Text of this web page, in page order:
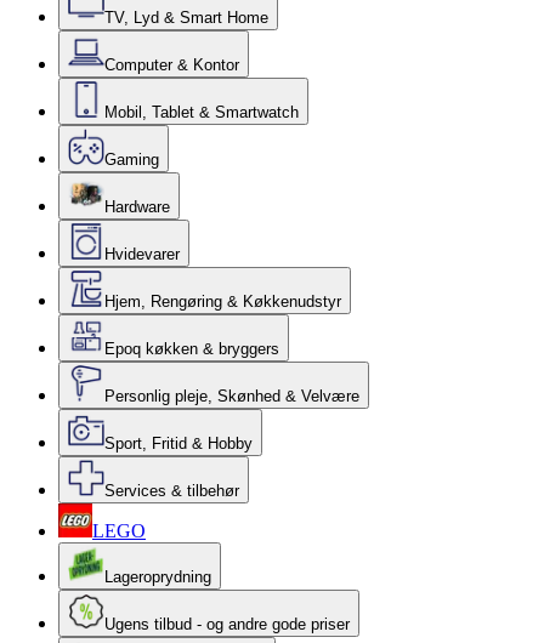
TV, Lyd & Smart Home
Computer & Kontor
Mobil, Tablet & Smartwatch
Gaming
Hardware
Hvidevarer
Hjem, Rengøring & Køkkenudstyr
Epoq køkken & bryggers
Personlig pleje, Skønhed & Velvære
Sport, Fritid & Hobby
Services & tilbehør
LEGO
Lageroprydning
Ugens tilbud - og andre gode priser